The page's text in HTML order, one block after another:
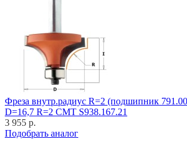
Фреза внутр.радиус R=2 (подшипник
D=16,7 R=2 CMT S938.167.21
3 955 р.
Подобрать аналог